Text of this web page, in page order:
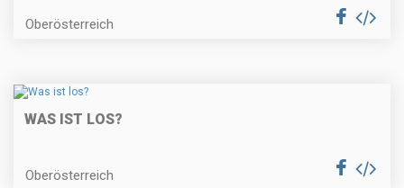
Oberösterreich
WAS IST LOS?
Oberösterreich